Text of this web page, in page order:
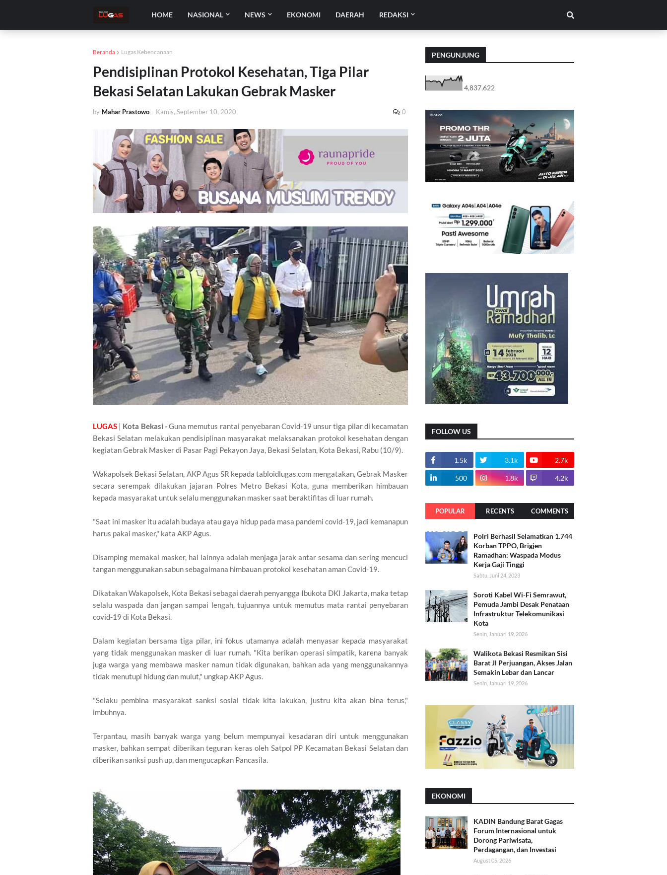
HOME NASIONAL NEWS EKONOMI DAERAH REDAKSI
Beranda Lugas Kebencanaan
Pendisiplinan Protokol Kesehatan, Tiga Pilar
Bekasi Selatan Lakukan Gebrak Masker
by Mahar Prastowo - Kamis, September 10, 2020 0
LUGAS | Kota Bekasi -Guna memutus rantai penyebaran Covid-19 unsur tiga pilar di kecamatan
Bekasi Selatan melakukan pendisiplinan masyarakat melaksanakan protokol kesehatan dengan
kegiatan Gebrak Masker di Pasar Pagi Pekayon Jaya, Bekasi Selatan, Kota Bekasi, Rabu (10/9).
Wakapolsek Bekasi Selatan, AKP Agus SR kepada tabloidlugas.com mengatakan, Gebrak Masker
secara serempak dilakukan jajaran Polres Metro Bekasi Kota, guna memberikan himbauan
kepada masyarakat untuk selalu menggunakan masker saat beraktifitas di luar rumah.
"Saat ini masker itu adalah budaya atau gaya hidup pada masa pandemi covid-19, jadi kemanapun
harus pakai masker," kata AKP Agus.
Disamping memakai masker, hal lainnya adalah menjaga jarak antar sesama dan sering mencuci
tangan menggunakan sabun sebagaimana himbauan protokol kesehatan aman Covid-19.
Dikatakan Wakapolsek, Kota Bekasi sebagai daerah penyangga Ibukota DKI Jakarta, maka tetap
selalu waspada dan jangan sampai lengah, tujuannya untuk memutus mata rantai penyebaran
covid-19 di Kota Bekasi.
Dalam kegiatan bersama tiga pilar, ini fokus utamanya adalah menyasar kepada masyarakat
yang tidak menggunakan masker di luar rumah. "Kita berikan operasi simpatik, karena banyak
juga warga yang membawa masker namun tidak digunakan, bahkan ada yang menggunakannya
tidak menutupi hidung dan mulut," ungkap AKP Agus.
"Selaku pembina masyarakat sanksi sosial tidak kita lakukan, justru kita akan bina terus,"
imbuhnya.
Terpantau, masih banyak warga yang belum mempunyai kesadaran diri untuk menggunakan
masker, bahkan sempat diberikan teguran keras oleh Satpol PP Kecamatan Bekasi Selatan dan
diberikan sanksi push up, dan mengucapkan Pancasila.
PENGUNJUNG
4,837,622
FOLLOW US
1.5k 3.1k 2.7k
500 1.8k 4.2k
POPULAR RECENTS COMMENTS
Polri Berhasil Selamatkan 1.744
Korban TPPO, Brigjen
Ramadhan: Waspada Modus
Kerja Gaji Tinggi
Sabtu, Juni 24, 2023
Soroti Kabel Wi-Fi Semrawut,
Pemuda Jambi Desak Penataan
Infrastruktur Telekomunikasi
Kota
Senin, Januari 19, 2026
Walikota Bekasi Resmikan Sisi
Barat Jl Perjuangan, Akses Jalan
Semakin Lebar dan Lancar
Senin, Januari 19, 2026
EKONOMI
KADIN Bandung Barat Gagas
Forum Internasional untuk
Dorong Pariwisata,
Perdagangan, dan Investasi
August 05, 2026